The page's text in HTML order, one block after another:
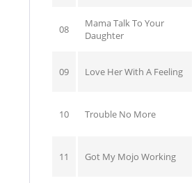
08
Mama Talk To Your
Daughter
09 Love Her With A Feeling
10 Trouble No More
11 Got My Mojo Working